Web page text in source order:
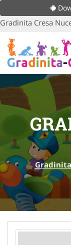
Gradinita Cresa